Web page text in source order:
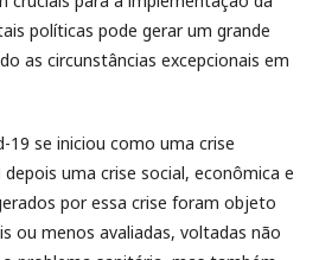
políticas pode gerar um grande
as circunstâncias excepcionais em
19 se iniciou como uma crise
uma crise social, econômica e
por essa crise foram objeto
ou menos avaliadas, voltadas não